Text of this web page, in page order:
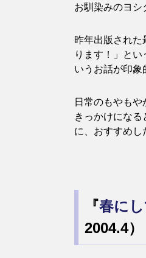
お馴染みのヨシ
昨年出版され
ります！」と
いうお話が印象
日常のもやも
きっかけにな
に、おすすめし
『春に
2004.4）